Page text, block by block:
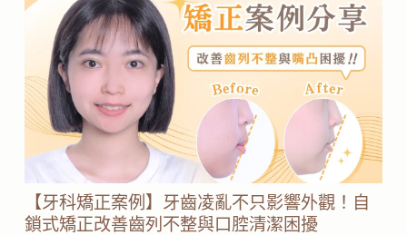
【牙科矯正案例】牙齒凌亂不只影響外觀！自
鎖式矯正改善齒列不整與口腔清潔困擾